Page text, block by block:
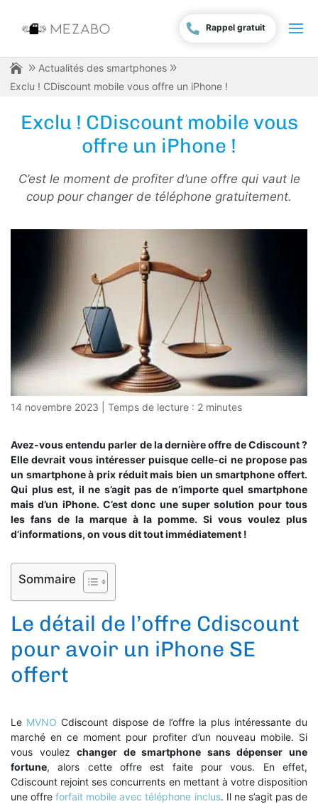
Rappel gratuit
Actualités des smartphones
Exclu ! CDiscount mobile vous offre un iPhone !
Exclu ! CDiscount mobile vous
offre un iPhone !
C’est le moment de profiter d’une offre qui vaut le
coup pour changer de téléphone gratuitement.
14 novembre 2023 Temps de lecture : 2 minutes
Avez-vous entendu parler de la dernière offre de Cdiscount ?
Elle devrait vous intéresser puisque celle-ci ne propose pas
un smartphone à prix réduit mais bien un smartphone offert.
Qui plus est, il ne s’agit pas de n’importe quel smartphone
mais d’un iPhone. C’est donc une super solution pour tous
les fans de la marque à la pomme. Si vous voulez plus
d’informations, on vous dit tout immédiatement !
Sommaire
Le détail de l’offre Cdiscount
pour avoir un iPhone SE
offert
Le MVNO Cdiscount dispose de l’offre la plus intéressante du
marché en ce moment pour profiter d’un nouveau mobile. Si
vous voulezchanger de smartphone sans dépenser une
fortune, alors cette offre est faite pour vous. En effet,
Cdiscount rejoint ses concurrents en mettant à votre disposition
une offreforfait mobile avec téléphone inclus. Il ne s’agit pas de